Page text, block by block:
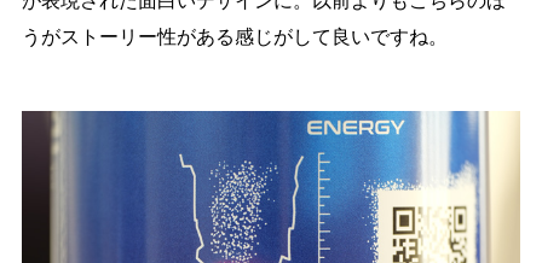
うがストーリー性がある感じがして良いですね。